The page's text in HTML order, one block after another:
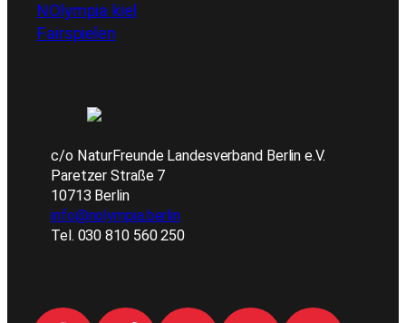
NOlympia kiel
Fairspielen
c/o NaturFreunde Landesverband Berlin e.V.
Paretzer Straße 7
10713 Berlin
info@nolympia.berlin
Tel. 030 810 560 250